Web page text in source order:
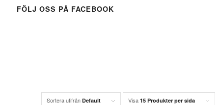
Sortera utifrån Default Visa 15 Produkter per sida
FÖLJ OSS PÅ FACEBOOK